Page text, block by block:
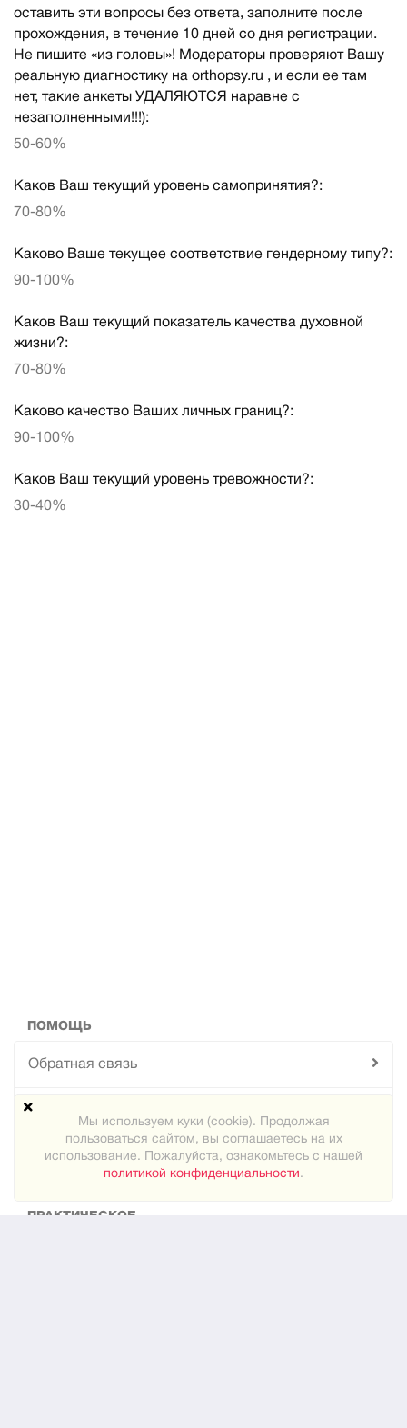
оставить эти вопросы без ответа, заполните после
прохождения, в течение 10 дней со дня регистрации.
Не пишите «из головы»! Модераторы проверяют Вашу
реальную диагностику на orthopsy.ru , и если ее там
нет, такие анкеты УДАЛЯЮТСЯ наравне с
незаполненными!!!):
50-60%
Каков Ваш текущий уровень самопринятия?:
70-80%
Каково Ваше текущее соответствие гендерному типу?:
90-100%
Каков Ваш текущий показатель качества духовной
жизни?:
70-80%
Каково качество Ваших личных границ?:
90-100%
Каков Ваш текущий уровень тревожности?:
30-40%
ПОМОЩЬ
Обратная связь
Техподдержка
Карта сайта
ПРАКТИЧЕСКОЕ
Мы используем куки (cookie). Продолжая
пользоваться сайтом, вы соглашаетесь на их
использование. Пожалуйста, ознакомьтесь с нашей
политикой конфиденциальности.